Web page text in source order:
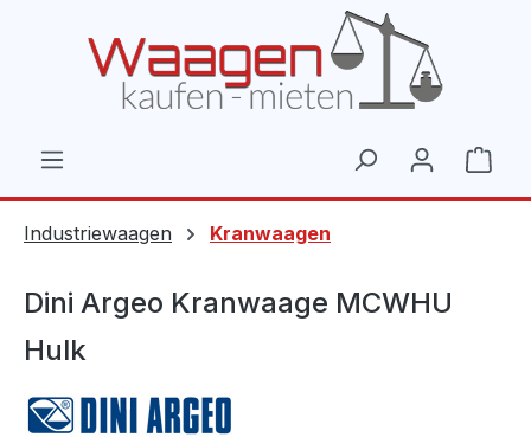
Industriewaagen Kranwaagen
Dini Argeo Kranwaage MCWHU
Hulk